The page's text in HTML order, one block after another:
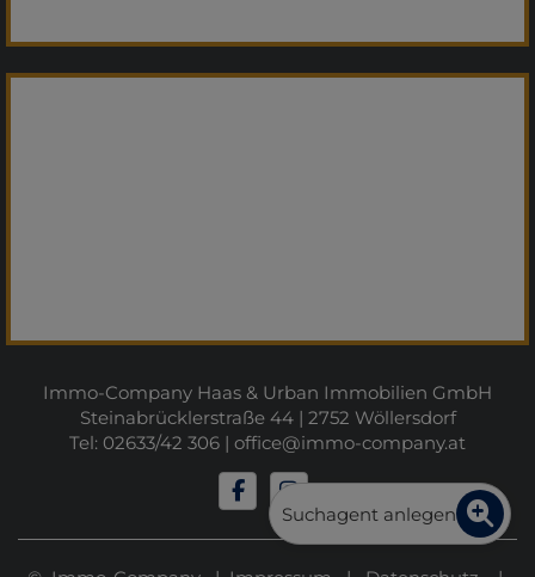
Immo-Company Haas & Urban Immobilien GmbH
Steinabrücklerstraße 44 | 2752 Wöllersdorf
Tel: 02633/42 306 | office@immo-company.at
Suchagent anlegen